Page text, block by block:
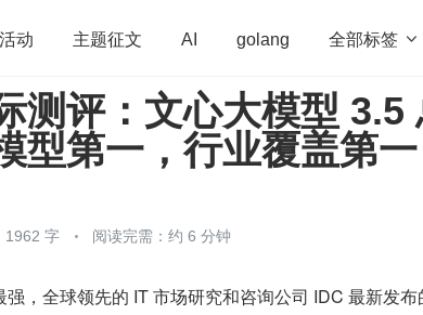
动 主题征文 AI golang 全部标签 
算法 学习方法 Web3.0 高
运维 深度思考 低代码 redis
测评：文心大模型 3.5
型第一，行业覆盖第一
1962 字 阅读完需：约 6 分钟
强，全球领先的 IT 市场研究和咨询公司 IDC 最新发布